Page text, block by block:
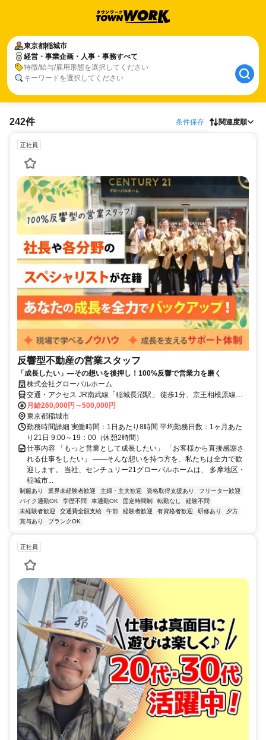
東京都稲城市
経営・事業企画・人事・事務すべて
特徴/給与/雇用形態を選択してください
キーワードを選択してください
242件 条件保存 関連度順
正社員
反響型不動産の営業スタッフ
「成長したい」―その想いを後押し！100%反響で営業力を磨く
株式会社グローバルホーム
交通・アクセス JR南武線「稲城長沼駅」 徒歩1分、京王相模原線
「稲城駅」徒歩15分
月給260,000円～500,000円
東京都稲城市
勤務時間詳細 実働時間：1日あたり8時間 平均勤務日数：1ヶ月あた
り21日 9:00～19：00（休憩2時間）
仕事内容 「もっと営業として成長したい」 「お客様から直接感謝さ
れる仕事をしたい」 ――そんな想いを持つ方を、私たちは全力で歓
迎します。 当社、センチュリー21グローバルホームは、 多摩地区・
稲城市...
制服あり 業界未経験者歓迎 主婦・主夫歓迎 資格取得支援あり
フリーター歓迎
バイク通勤OK
学歴不問 車通勤OK 固定時間制 転勤なし
経験不問
未経験者歓迎
交通費全額支給 午前 経験者歓迎 有資格者歓迎 研修あり
夕方
賞与あり
ブランクOK
正社員